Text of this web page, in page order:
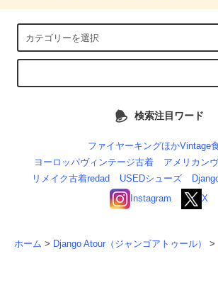
検索注目ワード
ファイヤーキングほかVintage
ヨーロッパヴィンテージ古着
アメリカン
リメイク古着redad
USEDシューズ
Instagram
X
ホーム > Django Atour（ジャンゴアトゥール） >